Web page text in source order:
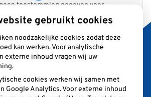
toestemming gegeven voor
inhoud
die nodig is om dit te
zien.
instellingen wijzigen
gebruikt cookies
noodzakelijke cookies zodat deze
kan werken. Voor analytische
externe inhoud vragen wij uw
cookies werken wij samen met
Google Analytics. Voor externe inhoud